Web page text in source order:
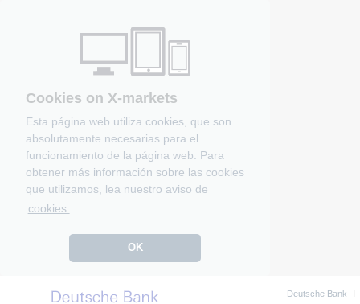
Cookies on X-markets
Esta página web utiliza cookies, que son
absolutamente necesarias para el
funcionamiento de la página web. Para
obtener más información sobre las cookies
que utilizamos, lea nuestro aviso de
cookies.
OK
Deutsche Bank